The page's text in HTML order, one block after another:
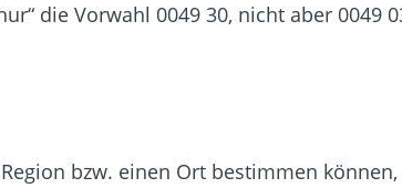
die Vorwahl 0049 30, nicht aber 0049
bzw. einen Ort bestimmen